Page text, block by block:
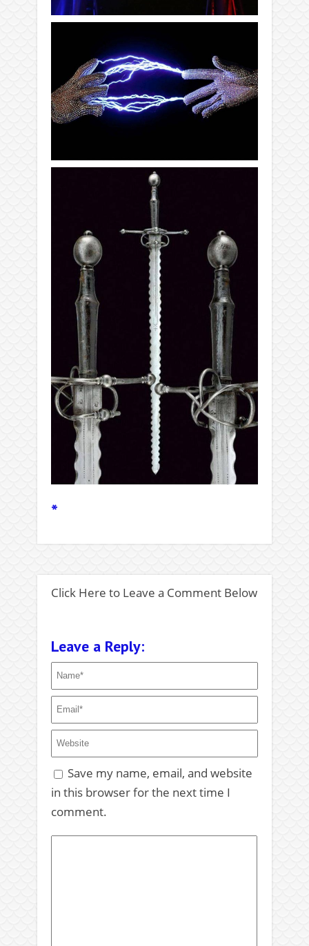
*
Click Here to Leave a Comment Below
Leave a Reply:
Save my name, email, and website
in this browser for the next time I
comment.